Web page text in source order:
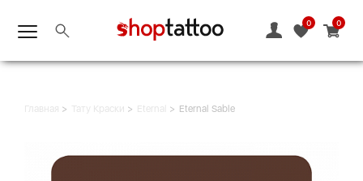
0
0
Главная Тату Краски Eternal Eternal Sable